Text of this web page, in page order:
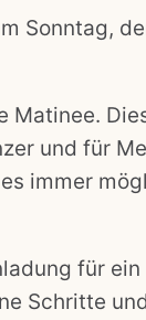
Sonntag,
Matinee.
und für
immer
für ein
Schritte